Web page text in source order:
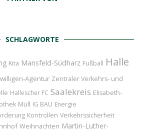
SCHLAGWORTE
Kita Mansfeld-Südharz Fußball Halle
Agentur Zentraler Verkehrs- und
Hallescher FC Saalekreis Elisabeth-
Müll IG BAU Energie
Kontrollen Verkehrssicherheit
Weihnachten Martin-Luther-